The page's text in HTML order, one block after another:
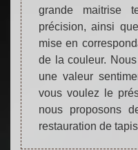
grande maitrise
précision, ainsi
mise en
de la couleur.
une valeur
vous voulez le
nous proposons
restauration de